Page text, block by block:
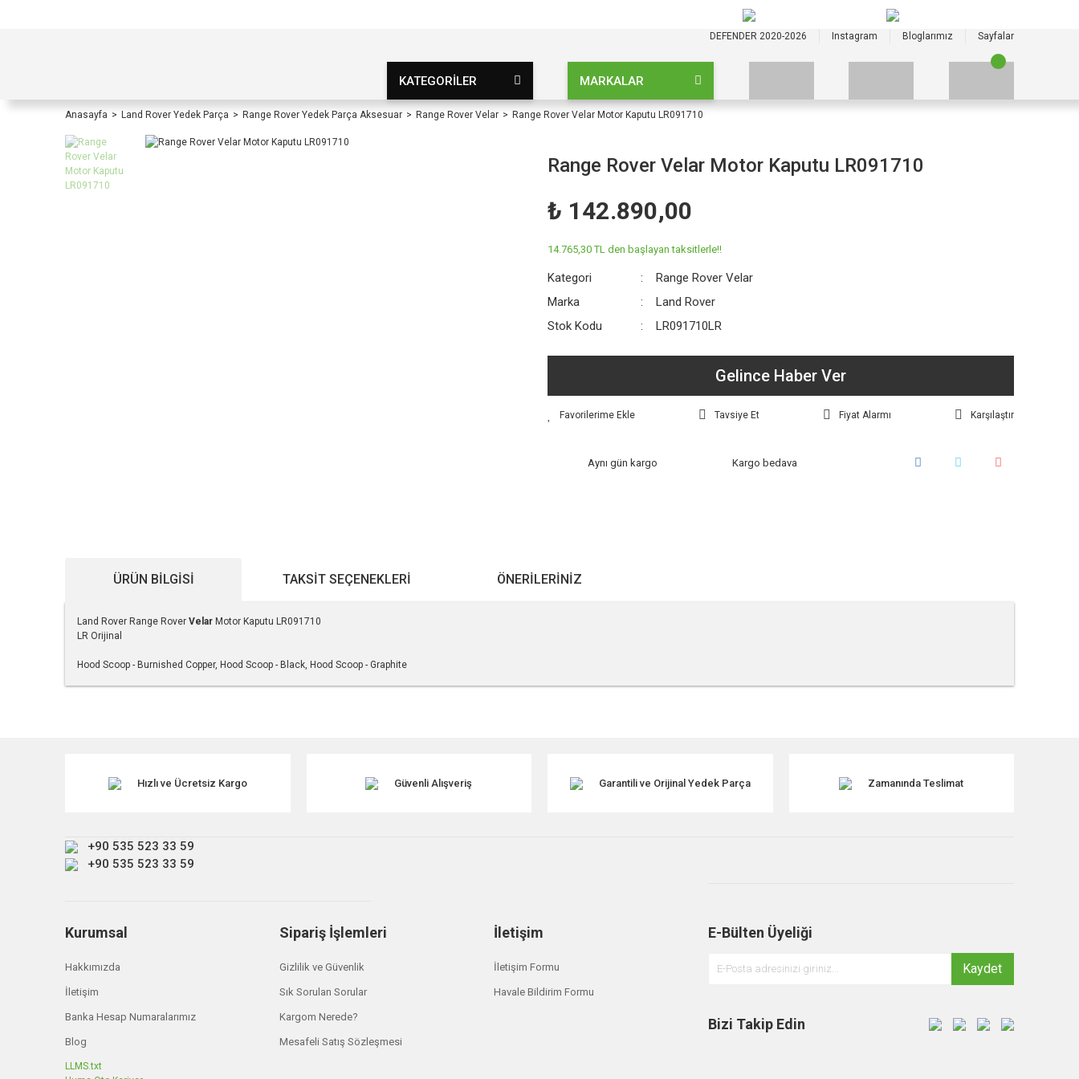
DEFENDER 2020-2026 Instagram Bloglarımız Sayfalar
KATEGORİLER MARKALAR
Anasayfa Land Rover Yedek Parça Range Rover Yedek Parça Aksesuar Range Rover Velar Range Rover Velar Motor Kaputu LR091710
Range Rover Velar Motor Kaputu LR091710
₺ 142.890,00
14.765,30 TL den başlayan taksitlerle!!
Kategori
Range Rover Velar
Marka
Land Rover
Stok Kodu
LR091710LR
Gelince Haber Ver
Tavsiye Et Fiyat Alarmı Karşılaştır
Aynı gün kargo Kargo bedava
ÜRÜN BILGISI TAKSIT SEÇENEKLERI ÖNERILERINIZ
Land Rover Range Rover Velar Motor Kaputu LR091710
LR Orijinal
Hood Scoop - Burnished Copper, Hood Scoop - Black, Hood Scoop - Graphite
Ürün açıklamasında eksik bilgiler bulunuyor.
Bu ürüne benzer farklı alternatifler olmalı.
Hızlı ve Ücretsiz Kargo Güvenli Alışveriş Garantili ve Orijinal Yedek Parça Zamanında Teslimat
+90 535 523 33 59
+90 535 523 33 59
Kurumsal
Hakkımızda
İletişim
Banka Hesap Numaralarımız
Blog
LLMS.txt
Sipariş İşlemleri
Gizlilik ve Güvenlik
Sık Sorulan Sorular
Kargom Nerede?
Mesafeli Satış Sözleşmesi
İletişim
İletişim Formu
Havale Bildirim Formu
E-Bülten Üyeliği
Kaydet
Bizi Takip Edin